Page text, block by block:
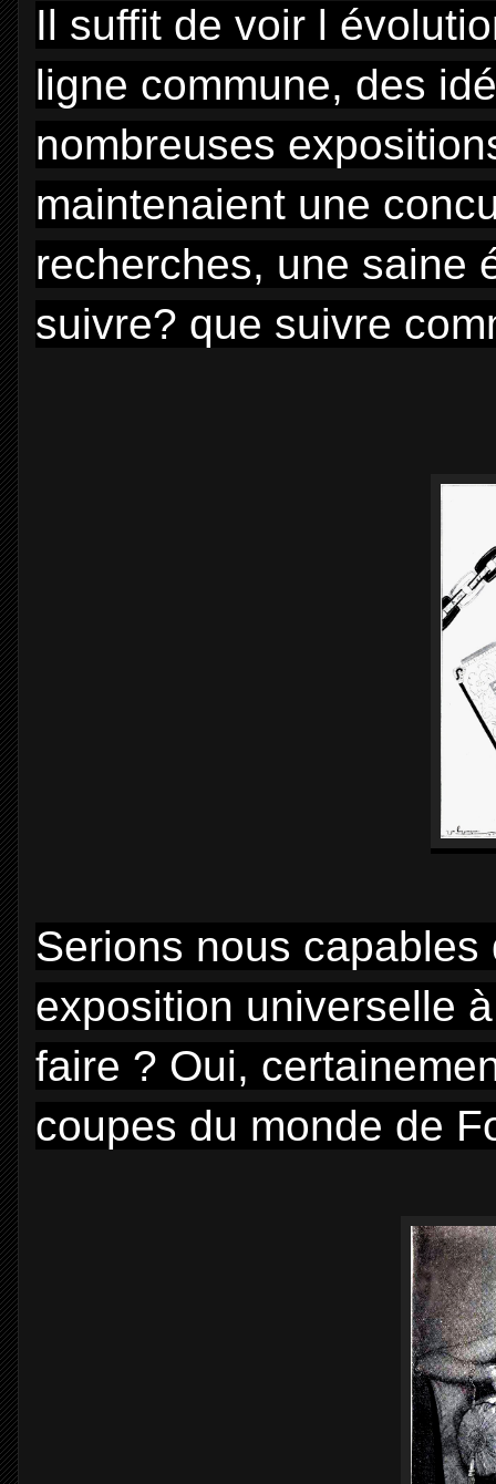
Il suffit de voir l
ligne commune, des
nombreuses
maintenaient une
recherches, une saine
suivre? que suivre
Serions nous
exposition universelle
faire ? Oui,
coupes du monde de